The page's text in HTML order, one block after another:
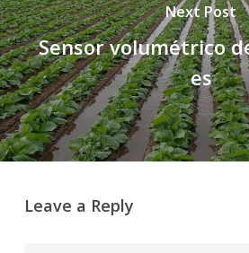
Next Post
Sensor volumétrico
es
Leave a Reply